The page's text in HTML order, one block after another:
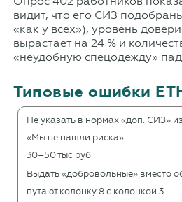
видит, что его СИЗ
«как у всех»), уровень
вырастает на 24 % и
«неудобную спецодежду»
Типовые ошибки
Не указать в нормах «доп. СИЗ»
«Мы не нашли риска»
30–50 тыс руб.
Выдать «добровольные» вместо
путают колонку 8 с колонкой 3